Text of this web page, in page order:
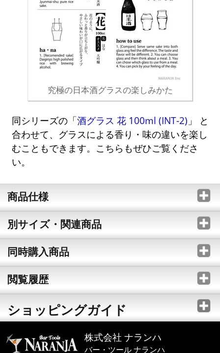
究極の日本酒グラスの楽しみかた
同シリーズの「酒グラス 花 100ml (INT-2) 」 と
合わせて、グラスによる香り・味の違いを楽し
むこともできます。こちらもぜひご覧くださ
い。
商品仕様
別サイズ・関連商品
同時購入商品
閲覧履歴
ショッピングガイド
株式会社 ナランハ
バー・ツール ナランハ